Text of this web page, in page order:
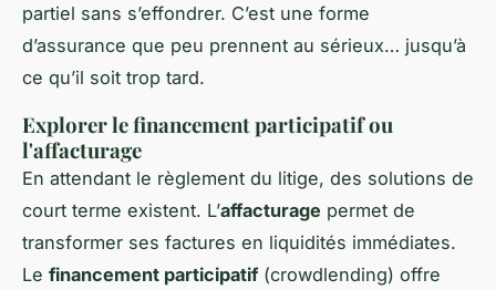
partiel sans s’effondrer. C’est une forme
d’assurance que peu prennent au sérieux… jusqu’à
ce qu’il soit trop tard.
Explorer le financement participatif ou
l'affacturage
En attendant le règlement du litige, des solutions de
court terme existent. L’affacturage permet de
transformer ses factures en liquidités immédiates.
Le financement participatif(crowdlending) offre